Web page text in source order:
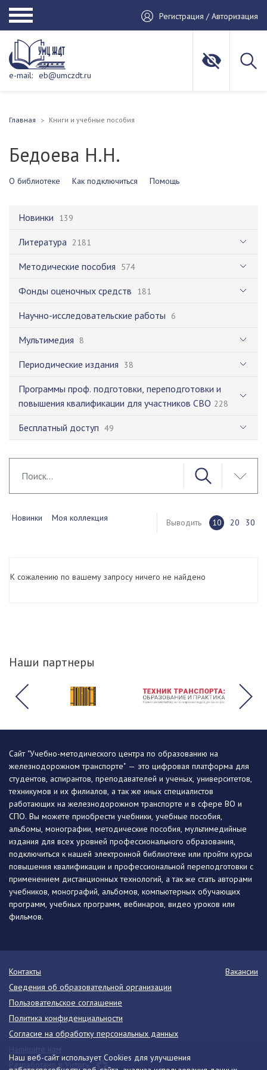
Регистрация / Авторизация
e-mail: eb@umczdt.ru
Главная Книги и учебные пособия
Бедоева Н.Н.
О библиотеке Как подключиться Помощь
Новинки 139
Литература 2181
Методические пособия 574
Фонды оценочных средств 181
Научно-исследовательские работы 6
Мультимедия 8
Периодические издания 38
Программы проф. подготовки, переподготовки и
повышения квалификации для участников СВО 228
Бесплатный доступ 49
Новинки Моя коллекция Выводить 10 20 30
К сожалению по вашему запросу ничего не найдено
Наши партнеры
Наш веб-сайт использует Cookies для улучшения
Сайт "Учебно-методического центра по образованию на
железнодорожном транспорте" — это цифровая платформа для
студентов, аспирантов, преподавателей и ученых, университетов,
техникумов и их филиалов, а так же иных специалистов
работающих на железнодорожном транспорте и в сфере ВО и
СПО. Вы можете приобрести учебники, учебные пособия,
альбомы, монографии, методические пособия, мультимедийные
издания для всех уровней профессионального образования,
подключиться к нашей электронной библиотеке или пройти курсы
повышения квалификации и профессиональной переподготовки с
применением дистанционных технологий, а так же стать авторами
учебников, монографий, альбомов, компьютерных обучающих
программ, учебных программ, вебинаров, видео уроков или
фильмов.
Контакты
Вакансии
Сведения об образовательной организации
Пользовательское соглашение
Политика конфиденциальности
Согласие на обработку персональных данных
Разработано в Victory